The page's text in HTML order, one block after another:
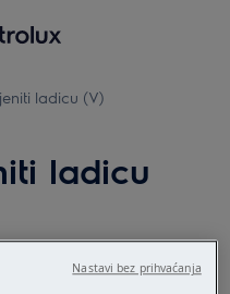
ladicu (V)
ladicu
Nastavi bez prihvaćanja